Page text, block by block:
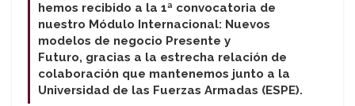
hemos recibido a la 1ª convocatoria de
nuestro Módulo Internacional: Nuevos
modelos de negocio Presente y
Futuro, gracias a la estrecha relación de
colaboración que mantenemos junto a la
Universidad de las Fuerzas Armadas (ESPE).